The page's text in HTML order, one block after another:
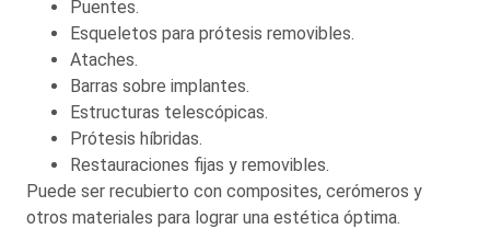
Puentes.
Esqueletos para prótesis removibles.
Ataches.
Barras sobre implantes.
Estructuras telescópicas.
Prótesis híbridas.
Restauraciones fijas y removibles.
Puede ser recubierto con composites, cerómeros y
otros materiales para lograr una estética óptima.